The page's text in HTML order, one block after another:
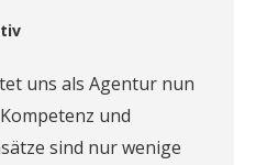
uns als Agentur nun
und
sind nur wenige